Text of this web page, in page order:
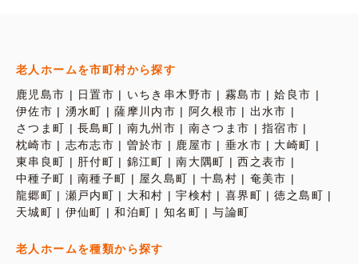
老人ホームを市町村から探す
鹿児島市
日置市 いちき串木野市 霧島市
姶良市
伊佐市
湧水町 薩摩川内市 阿久根市
出水市
さつま町
長島町 南九州市 南さつま市
指宿市
枕崎市
志布志市 曽於市 鹿屋市 垂水市
大崎町
東串良町
肝付町 錦江町 南大隅町
西之表市
中種子町
南種子町 屋久島町 十島村
奄美市
龍郷町
瀬戸内町 大和村 宇検村 喜界町
徳之島町
天城町
伊仙町 和泊町 知名町 与論町
老人ホームを種類から探す